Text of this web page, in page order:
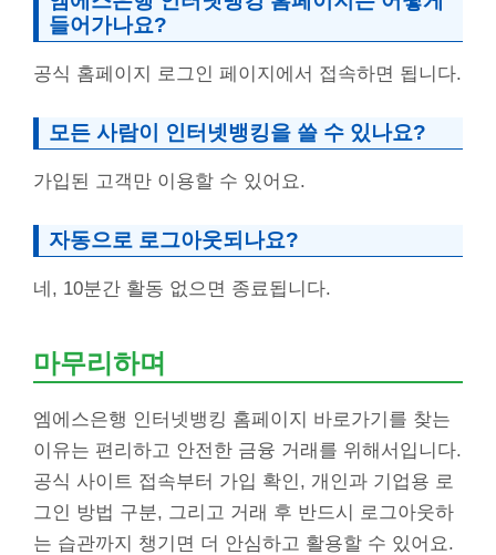
들어가나요?
공식 홈페이지 로그인 페이지에서 접속하면 됩니다.
모든 사람이 인터넷뱅킹을 쓸 수 있나요?
가입된 고객만 이용할 수 있어요.
자동으로 로그아웃되나요?
네, 10분간 활동 없으면 종료됩니다.
마무리하며
엠에스은행 인터넷뱅킹 홈페이지 바로가기를 찾는
이유는 편리하고 안전한 금융 거래를 위해서입니다.
공식 사이트 접속부터 가입 확인, 개인과 기업용 로
그인 방법 구분, 그리고 거래 후 반드시 로그아웃하
는 습관까지 챙기면 더 안심하고 활용할 수 있어요.